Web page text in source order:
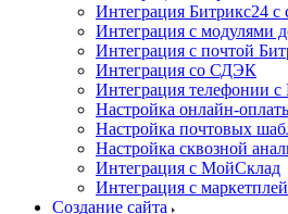
Интеграция Битрикс24 с
Интеграция с модулями
Интеграция с почтой
Интеграция со СДЭК
Интеграция телефонии с
Настройка онлайн-
Настройка почтовых
Настройка сквозной
Интеграция с МойСклад
Интеграция с
Создание сайта